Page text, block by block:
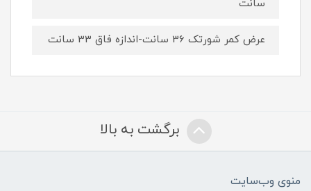
سانت
عرض کمر شورتک 36 سانت-اندازه فاق 33 سانت
برگشت به بالا
منوی وب‌سایت